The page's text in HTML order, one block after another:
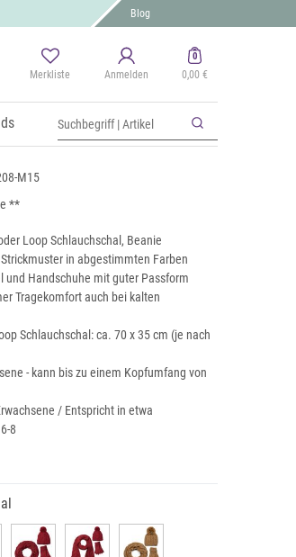
Blog
Merkliste Anmelden
0
0,00 €
Set mit
M15
**
Loop Schlauchschal, Beanie
in abgestimmten Farben
und Handschuhe mit guter Passform
Tragekomfort auch bei kalten
Schlauchschal: ca. 70 x 35 cm (je nach
- kann bis zu einem Kopfumfang von
/ Entspricht in etwa
8